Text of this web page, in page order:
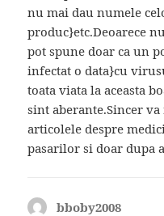
nu mai dau numele
produc}etc.Deoarece
pot spune doar ca un
infectat o data}cu
toata viata la aceasta
sint aberante.Sincer
articolele despre
pasarilor si doar dupa
bboby2008